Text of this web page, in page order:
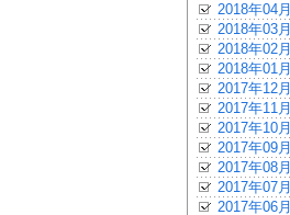
2018年04月
2018年03月
2018年02月
2018年01月
2017年12月
2017年11月
2017年10月
2017年09月
2017年08月
2017年07月
2017年06月